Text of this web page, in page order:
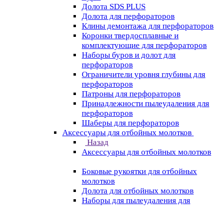
Долота SDS PLUS
Долота для перфораторов
Клины демонтажа для перфораторов
Коронки твердосплавные и
комплектующие для перфораторов
Наборы буров и долот для
перфораторов
Ограничители уровня глубины для
перфораторов
Патроны для перфораторов
Принадлежности пылеудаления для
перфораторов
Шаберы для перфораторов
Аксессуары для отбойных молотков
Назад
Аксессуары для отбойных молотков
Боковые рукоятки для отбойных
молотков
Долота для отбойных молотков
Наборы для пылеудаления для